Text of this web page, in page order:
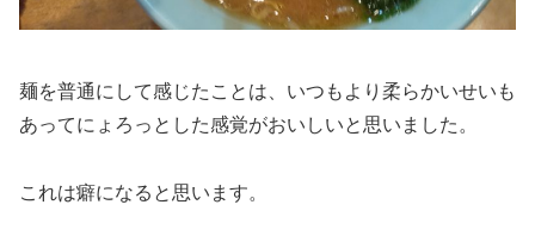
麺を普通にして感じたことは、いつもより柔らかいせいも
あってにょろっとした感覚がおいしいと思いました。
これは癖になると思います。